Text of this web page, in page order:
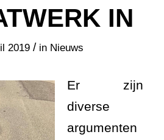
IN
2019 / in Nieuws
Er zijn
diverse
argumenten